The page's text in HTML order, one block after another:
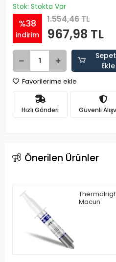
Stok: Stokta Var
%38
indirim
1.554,46 TL
967,98 TL
Ekle
Favorilerime ekle
Hızlı Gönderi Güvenli
Önerilen Ürünler
Macun